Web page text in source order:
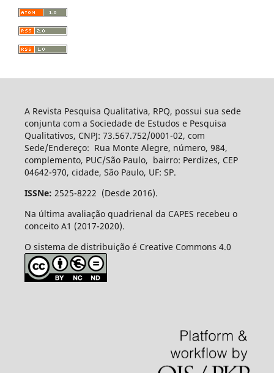
A Revista Pesquisa Qualitativa, RPQ, possui sua sede
conjunta com a Sociedade de Estudos e Pesquisa
Qualitativos, CNPJ: 73.567.752/0001-02, com
Sede/Endereço: Rua Monte Alegre, número, 984,
complemento, PUC/São Paulo, bairro: Perdizes, CEP
04642-970, cidade, São Paulo, UF: SP.
ISSNe: 2525-8222 (Desde 2016).
Na última avaliação quadrienal da CAPES recebeu o
conceito A1 (2017-2020).
O sistema de distribuição é Creative Commons 4.0